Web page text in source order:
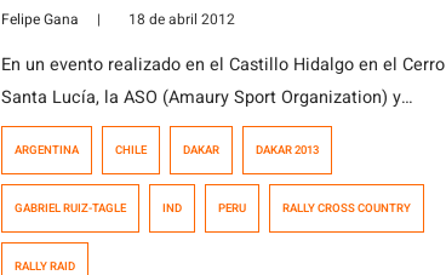
Felipe Gana | 18 de abril 2012
En un evento realizado en el Castillo Hidalgo en el Cerro
Santa Lucía, la ASO (Amaury Sport Organization) y
autoridades del Gobierno de Chile anunciaron las sedes
podía deducir del mapa «sin detalles» presentado en […]
ARGENTINA CHILE DAKAR DAKAR 2013
GABRIEL RUIZ-TAGLE IND PERU RALLY CROSS COUNTRY
RALLY RAID